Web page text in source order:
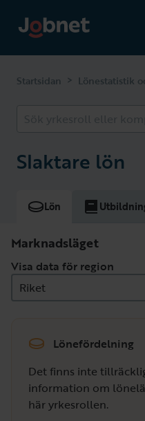
Startsidan > Lönestatistik
Slaktare lön
Lön
Marknadsläget
Visa data för region
Riket
Lönefördelning
Det finns inte
information om
här yrkesrollen.